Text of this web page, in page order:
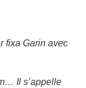
fixa Garin avec
Il s’appelle